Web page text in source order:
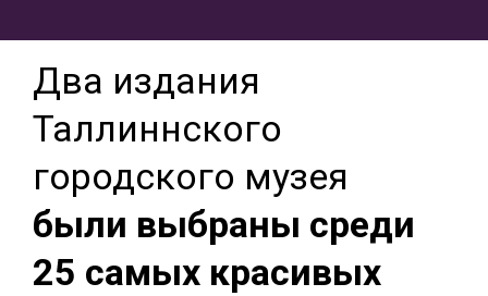
Два издания
Таллиннского
городского музея
были выбраны среди
25 самых красивых